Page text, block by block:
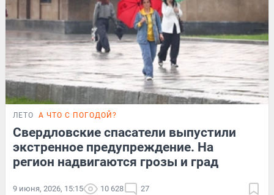
ЛЕТО А ЧТО С ПОГОДОЙ?
Свердловские спасатели выпустили
экстренное предупреждение. На
регион надвигаются грозы и град
9 июня, 2026, 15:15 10 628 27